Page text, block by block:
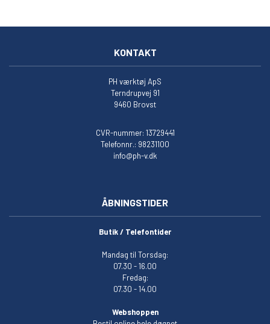
KONTAKT
PH værktøj ApS
Terndrupvej 91
9460 Brovst
CVR-nummer: 13729441
Telefonnr.: 98231100
info@ph-v.dk
ÅBNINGSTIDER
Butik / Telefontider
Mandag til Torsdag:
07.30 - 16.00
Fredag:
07.30 - 14.00
Webshoppen